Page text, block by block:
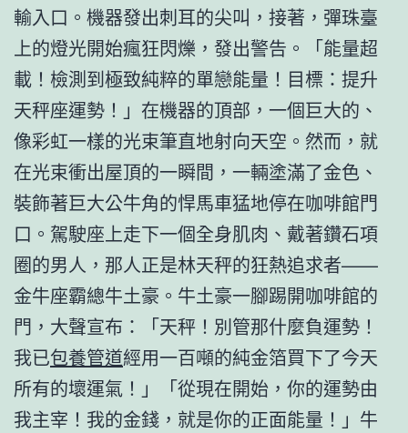
輸入口。機器發出刺耳的尖叫，接著，彈珠臺
上的燈光開始瘋狂閃爍，發出警告。「能量超
載！檢測到極致純粹的單戀能量！目標：提升
天秤座運勢！」在機器的頂部，一個巨大的、
像彩虹一樣的光束筆直地射向天空。然而，就
在光束衝出屋頂的一瞬間，一輛塗滿了金色、
裝飾著巨大公牛角的悍馬車猛地停在咖啡館門
口。駕駛座上走下一個全身肌肉、戴著鑽石項
圈的男人，那人正是林天秤的狂熱追求者——
金牛座霸總牛土豪。牛土豪一腳踢開咖啡館的
門，大聲宣布：「天秤！別管那什麼負運勢！
我已包養管道經用一百噸的純金箔買下了今天
所有的壞運氣！」「從現在開始，你的運勢由
我主宰！我的金錢，就是你的正面能量！」牛